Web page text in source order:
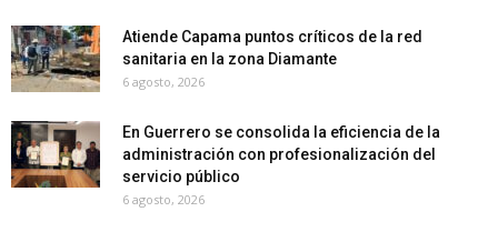
Atiende Capama puntos críticos de la red
sanitaria en la zona Diamante
6 agosto, 2026
En Guerrero se consolida la eficiencia de la
administración con profesionalización del
servicio público
6 agosto, 2026